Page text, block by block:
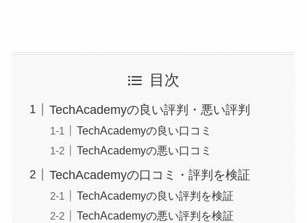
目次
TechAcademyの良い評判・悪い評判
TechAcademyの良い口コミ
TechAcademyの悪い口コミ
TechAcademyの口コミ・評判を検証
TechAcademyの良い評判を検証
TechAcademyの悪い評判を検証